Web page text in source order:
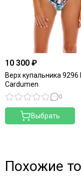
10 300 ₽
Верх купальника 9296
Cardumen
0
Выбрать
Похожие